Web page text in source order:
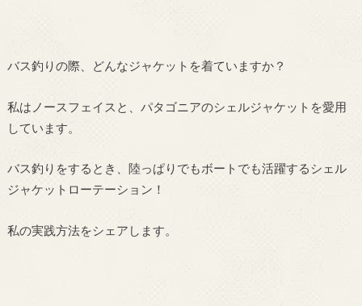
バス釣りの際、どんなジャケットを着ていますか？
私はノースフェイスと、パタゴニアのシェルジャケットを愛用
しています。
バス釣りをするとき、陸っぱりでもボートでも活躍するシェル
ジャケットローテーション！
私の実践方法をシェアします。